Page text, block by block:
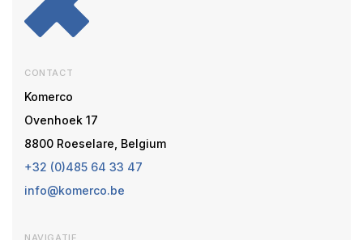
CONTACT
Komerco
Ovenhoek 17
8800 Roeselare, Belgium
+32 (0)485 64 33 47
info@komerco.be
NAVIGATIE